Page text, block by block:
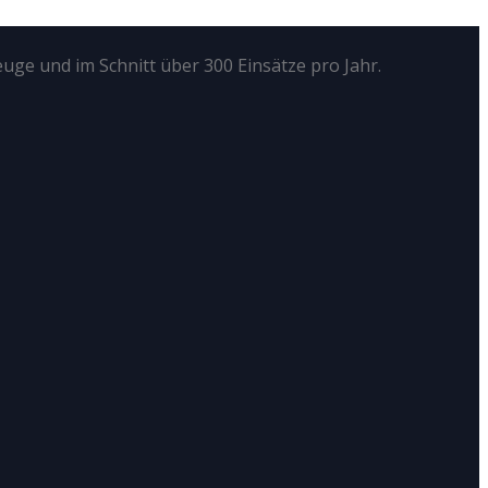
und im Schnitt über 300 Einsätze pro Jahr.